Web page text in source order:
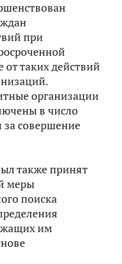
при
от таких действий
организации
в число
за совершение
также принят
меры
поиска
им